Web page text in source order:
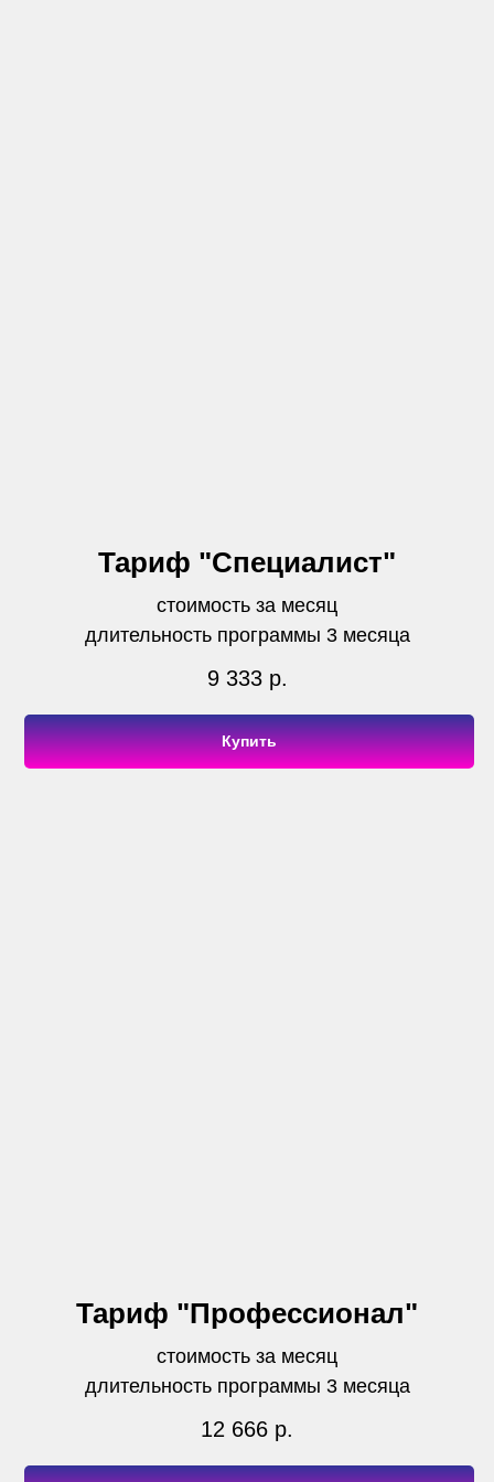
Тариф "Специалист"
стоимость за месяц
длительность программы 3 месяца
9 333 р.
Купить
Тариф "Профессионал"
стоимость за месяц
длительность программы 3 месяца
12 666 р.